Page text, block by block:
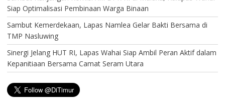
Siap Optimalisasi Pembinaan Warga Binaan
Sambut Kemerdekaan, Lapas Namlea Gelar Bakti Bersama di
TMP Nasluwing
Sinergi Jelang HUT RI, Lapas Wahai Siap Ambil Peran Aktif dalam
Kepanitiaan Bersama Camat Seram Utara